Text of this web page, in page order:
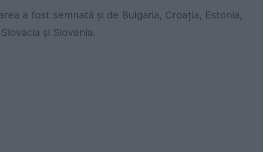
a fost semnată și de Bulgaria, Croația, Estonia,
și Slovenia.